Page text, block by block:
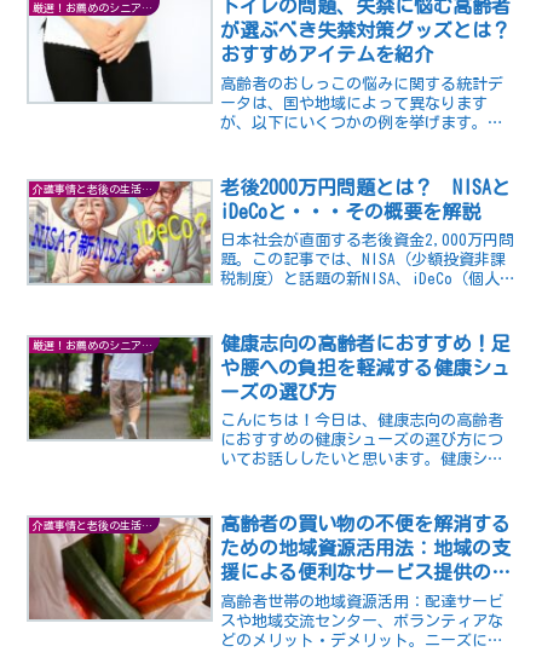
車の乗り降りに失敗すると...
厳選！お薦めのシニアグッズ
トイレの問題、失禁に悩む高齢者
が選ぶべき失禁対策グッズとは？
おすすめアイテムを紹介
高齢者のおしっこの悩みに関する統計デ
ータは、国や地域によって異なります
が、以下にいくつかの例を挙げます。・
性は約13.6%、女性は約28.8%が尿失禁に
悩んでいるとさ...
介護事情と老後の生活の知恵
老後2000万円問題とは？ NISAと
iDeCoと・・・その概要を解説
日本社会が直面する老後資金2,000万円問
題。この記事では、NISA（少額投資非課
税制度）と話題の新NISA、iDeCo（個人
を解説します。税制優遇を活かし、様々
な選択肢を検討しつつ、賢い資産形成を
目指しましょう。老後に向けての準備は
今から始めるべきです。
厳選！お薦めのシニアグッズ
健康志向の高齢者におすすめ！足
や腰への負担を軽減する健康シュ
ーズの選び方
こんにちは！今日は、健康志向の高齢者
におすすめの健康シューズの選び方につ
いてお話ししたいと思います。健康シュ
に悩む高齢者の方にとって、健康シュー
ズは快適な歩行をサポート...
介護事情と老後の生活の知恵
高齢者の買い物の不便を解消する
ための地域資源活用法：地域の支
援による便利なサービス提供の提
案
高齢者世帯の地域資源活用：配達サービ
スや地域交流センター、ボランティアな
どのメリット・デメリット。ニーズに合